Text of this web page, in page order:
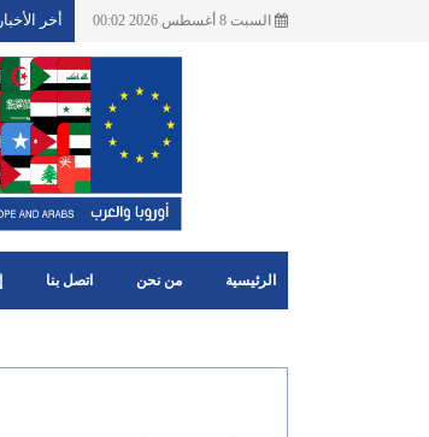
السبت 8 أغسطس 2026 00:02 أخر الأخبار
الرئيسية من نحن اتصل بنا